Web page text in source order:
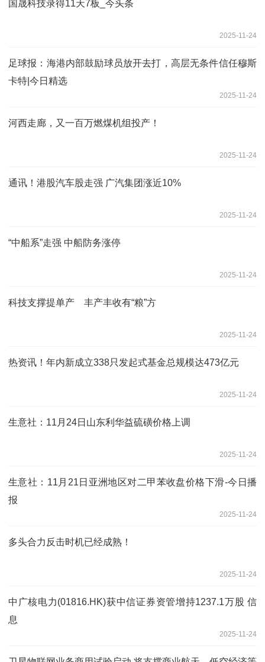
国晟科技录得11天7板_今头条
2025-11-24
足球报：海港内部鼓励球员放开去打，高层无条件信任穆斯
卡特|今日精选
2025-11-24
河西走廊，又一百万燃煤机组投产！
2025-11-24
通讯！港股汽车股走强 广汽集团涨近10%
2025-11-24
“中船系”走强 中船防务涨停
2025-11-24
科技支撑提单产 丰产丰收有“粮”方
2025-11-24
热资讯！年内新成立338只发起式基金总规模达473亿元
2025-11-24
生意社：11月24日山东利华益硫磺价格上调
2025-11-24
生意社：11月21日亚洲地区对二甲苯收盘价格下滑-今日播
报
2025-11-24
多头合力反击时机已经成熟！
2025-11-24
中广核电力(01816.HK)获中信证券资管增持1237.1万股 信
息
2025-11-24